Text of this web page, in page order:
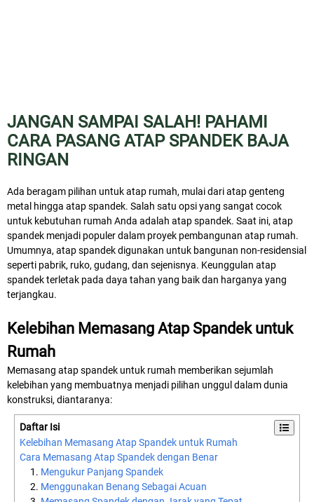
JANGAN SAMPAI SALAH! PAHAMI
CARA PASANG ATAP SPANDEK BAJA
RINGAN
Ada beragam pilihan untuk atap rumah, mulai dari atap genteng
metal hingga atap spandek. Salah satu opsi yang sangat cocok
untuk kebutuhan rumah Anda adalah atap spandek. Saat ini, atap
spandek menjadi populer dalam proyek pembangunan atap rumah.
Umumnya, atap spandek digunakan untuk bangunan non-residensial
seperti pabrik, ruko, gudang, dan sejenisnya. Keunggulan atap
spandek terletak pada daya tahan yang baik dan harganya yang
terjangkau.
Kelebihan Memasang Atap Spandek untuk
Rumah
Memasang atap spandek untuk rumah memberikan sejumlah
kelebihan yang membuatnya menjadi pilihan unggul dalam dunia
konstruksi, diantaranya:
Daftar Isi
Kelebihan Memasang Atap Spandek untuk Rumah
Cara Memasang Atap Spandek dengan Benar
Mengukur Panjang Spandek
Menggunakan Benang Sebagai Acuan